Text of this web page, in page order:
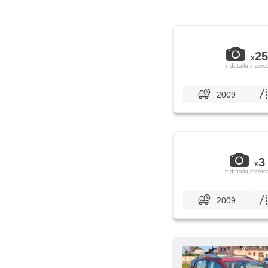
x25
v detailu
2009
x3
v detailu
2009